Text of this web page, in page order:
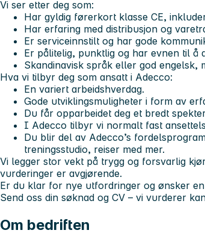
Vi ser etter deg som:
Har gyldig førerkort klasse CE,
Har erfaring med distribusjon og
Er serviceinnstilt og har gode
Er pålitelig, punktlig og har evnen til å
Skandinavisk språk eller god engelsk,
Hva vi tilbyr deg som ansatt i Adecco:
En variert arbeidshverdag.
Gode utviklingsmuligheter i form av
Du får opparbeidet deg et bredt
I Adecco tilbyr vi normalt fast
Du blir del av Adecco’s
treningsstudio, reiser med mer.
Vi legger stor vekt på trygg og forsvarlig
vurderinger er avgjørende.
Er du klar for nye utfordringer og ønsker
Send oss din søknad og CV – vi vurderer
Om bedriften